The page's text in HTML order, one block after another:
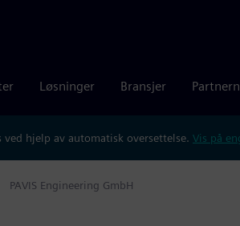
Løsninger Bransjer
ved hjelp av automatisk oversettelse. Vis på
PAVIS Engineering GmbH